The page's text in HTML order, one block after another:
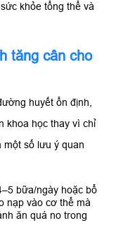
khỏe tổng thể và
tăng cân cho
huyết ổn định,
khoa học thay vì chỉ
số lưu ý quan
bữa/ngày hoặc bổ
nạp vào cơ thể mà
ăn quá no trong